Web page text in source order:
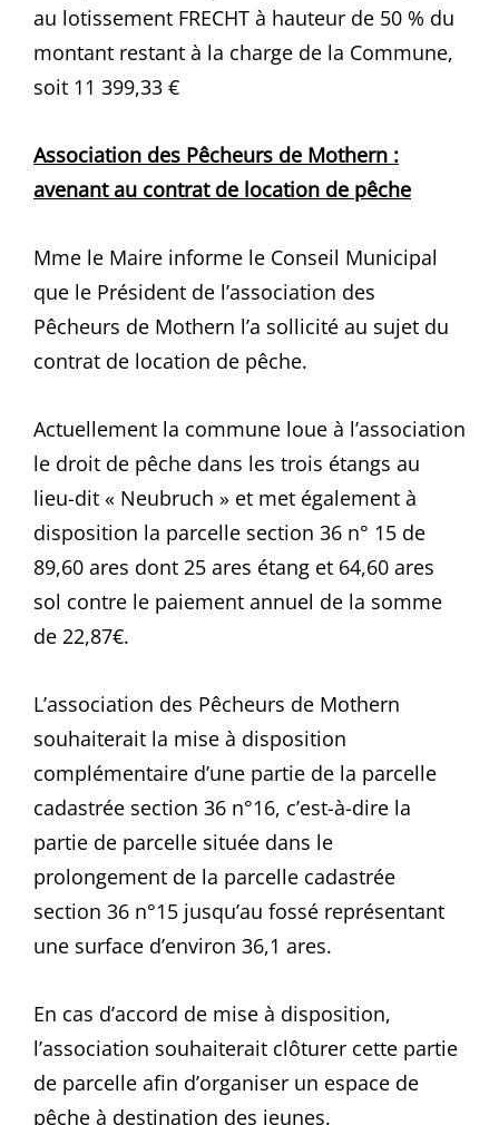
au lotissement FRECHT à hauteur de 50 % du
montant restant à la charge de la Commune,
soit 11 399,33 €
Association des Pêcheurs de Mothern :
avenant au contrat de location de pêche
Mme le Maire informe le Conseil Municipal
que le Président de l’association des
Pêcheurs de Mothern l’a sollicité au sujet du
contrat de location de pêche.
Actuellement la commune loue à l’association
le droit de pêche dans les trois étangs au
lieu-dit « Neubruch » et met également à
disposition la parcelle section 36 n° 15 de
89,60 ares dont 25 ares étang et 64,60 ares
sol contre le paiement annuel de la somme
de 22,87€.
L’association des Pêcheurs de Mothern
souhaiterait la mise à disposition
complémentaire d’une partie de la parcelle
cadastrée section 36 n°16, c’est-à-dire la
partie de parcelle située dans le
prolongement de la parcelle cadastrée
section 36 n°15 jusqu’au fossé représentant
une surface d’environ 36,1 ares.
En cas d’accord de mise à disposition,
l’association souhaiterait clôturer cette partie
de parcelle afin d’organiser un espace de
pêche à destination des jeunes.